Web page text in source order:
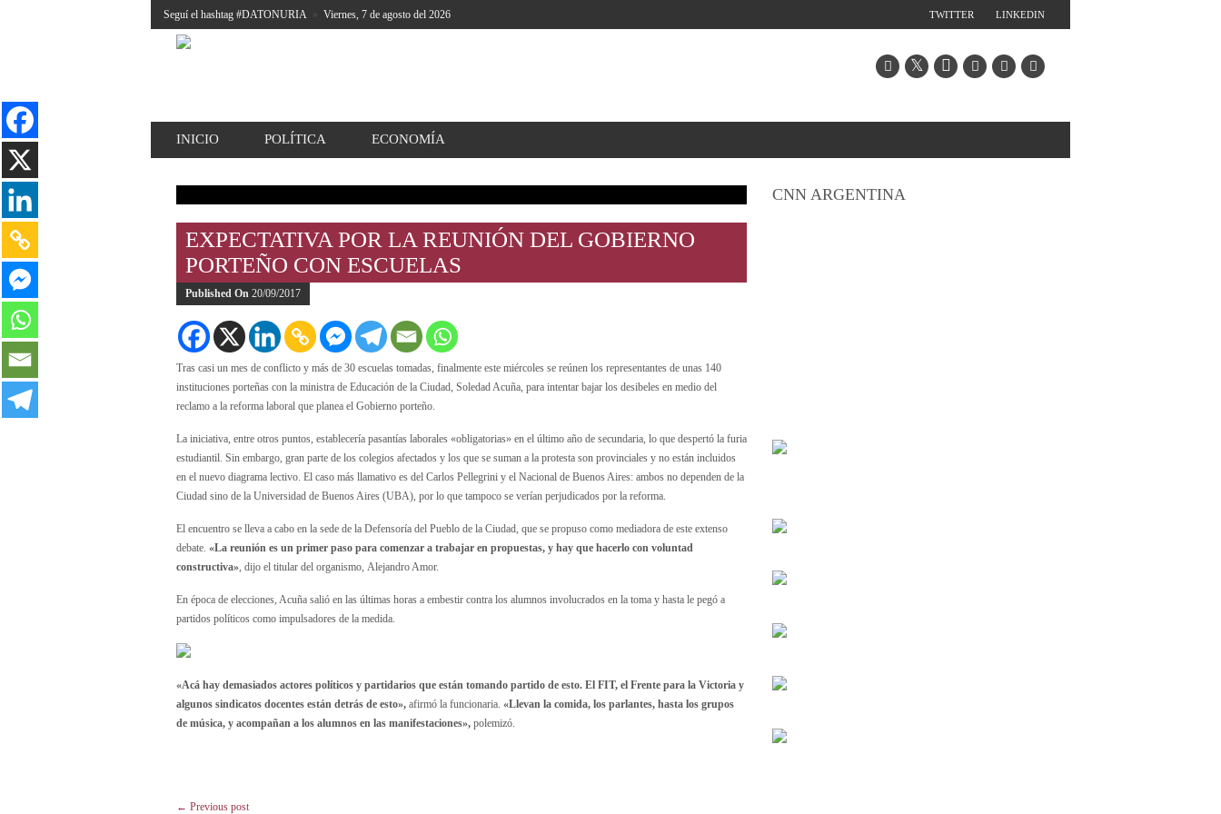
Seguí el hashtag #DATONURIA » Viernes, 7 de agosto del 2026 LINKEDIN
TWITTER
INICIO POLÍTICA ECONOMÍA
EXPECTATIVA POR LA REUNIÓN DEL GOBIERNO
PORTEÑO CON ESCUELAS
Published On 20/09/2017
Tras casi un mes de conflicto y más de 30 escuelas tomadas, finalmente este miércoles se reúnen los representantes de unas 140
instituciones porteñas con la ministra de Educación de la Ciudad, Soledad Acuña, para intentar bajar los desibeles en medio del
reclamo a la reforma laboral que planea el Gobierno porteño.
La iniciativa, entre otros puntos, establecería pasantías laborales «obligatorias» en el último año de secundaria, lo que despertó la furia
estudiantil. Sin embargo, gran parte de los colegios afectados y los que se suman a la protesta son provinciales y no están incluidos
en el nuevo diagrama lectivo. El caso más llamativo es del Carlos Pellegrini y el Nacional de Buenos Aires: ambos no dependen de la
Ciudad sino de la Universidad de Buenos Aires (UBA), por lo que tampoco se verían perjudicados por la reforma.
El encuentro se lleva a cabo en la sede de la Defensoría del Pueblo de la Ciudad, que se propuso como mediadora de este extenso
debate. «La reunión es un primer paso para comenzar a trabajar en propuestas, y hay que hacerlo con voluntad
constructiva», dijo el titular del organismo, Alejandro Amor.
En época de elecciones, Acuña salió en las últimas horas a embestir contra los alumnos involucrados en la toma y hasta le pegó a
partidos políticos como impulsadores de la medida.
«Acá hay demasiados actores políticos y partidarios que están tomando partido de esto. El FIT, el Frente para la Victoria y
algunos sindicatos docentes están detrás de esto», afirmó la funcionaria. «Llevan la comida, los parlantes, hasta los grupos
de música, y acompañan a los alumnos en las manifestaciones», polemizó.
← Previous post
CNN ARGENTINA